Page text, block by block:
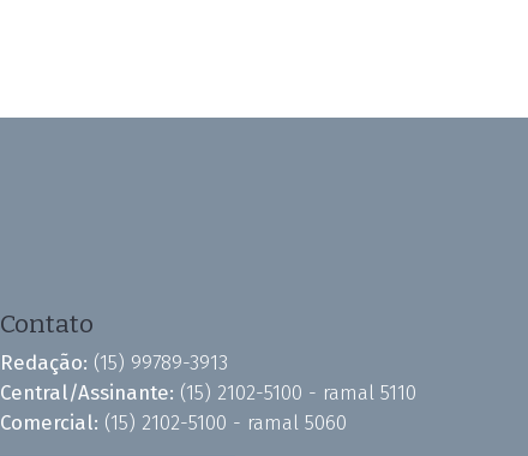
Contato
Redação: (15) 99789-3913
Central/Assinante: (15) 2102-5100 - ramal 5110
Comercial: (15) 2102-5100 - ramal 5060